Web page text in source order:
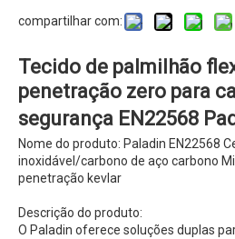
compartilhar com:
Tecido de palmilhão
penetração zero para
segurança EN22568
Nome do produto: Paladin EN22568
inoxidável/carbono de aço carbono
penetração kevlar
Descrição do produto:
O Paladin oferece soluções duplas